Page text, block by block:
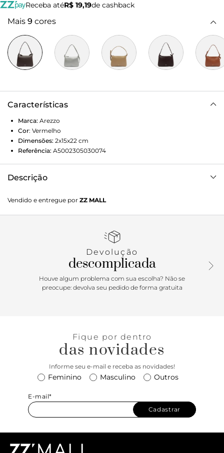
Receba atéR$ 19,19de cashback
Mais 9 cores
Características
Marca: Arezzo
Cor: Vermelho
Dimensões: 2x15x22 cm
Referência: A5002305030074
Descrição
retangular, laterais arredondadas e acabamento
texturizado. Traz alça lateral e alça curta de ombro, ambas
zíper e puxador. Com inscrição do nome da marca na capa.
Vendido e entregue por ZZ MALL
Devolução
descomplicada
Houve algum problema com sua escolha? Não se
preocupe: devolva seu pedido de forma gratuita
Fique por dentro
das novidades
Informe seu e-mail e receba as novidades!
Feminino Masculino Outros
E-mail*
Cadastrar